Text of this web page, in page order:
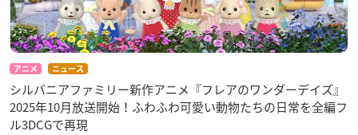
アニメ ニュース
シルバニアファミリー新作アニメ『フレアのワンダーデイズ』
2025年10月放送開始！ふわふわ可愛い動物たちの日常を全編フ
ル3DCGで再現